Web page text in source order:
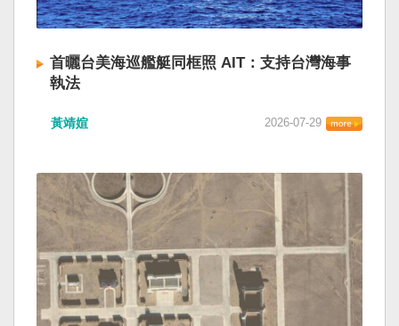
首曬台美海巡艦艇同框照 AIT：支持台灣海事
執法
黃靖媗 2026-07-29